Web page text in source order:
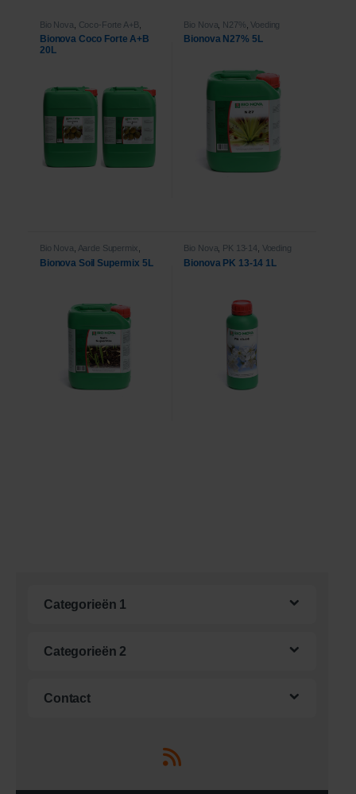
Bio Nova Coco-Forte A+B,
Voeding
Bionova Coco Forte A+B
20L
Bio Nova N27% ,Voeding
Bionova N27% 5L
Bio Nova Aarde Supermix
Bionova Soil Supermix 5L
Bio Nova PK 13-14 Voeding
Bionova PK 13-14 1L
Categorieën 1
Categorieën 2
Contact